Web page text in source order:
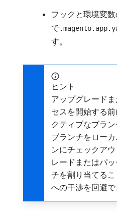
フックと環境変
で
す。
ヒント
アップグレード
セスを開始する
クティブなブラ
ブランチをロー
ンにチェックア
レードまたはパ
チを割り当てる
への干渉を回避で